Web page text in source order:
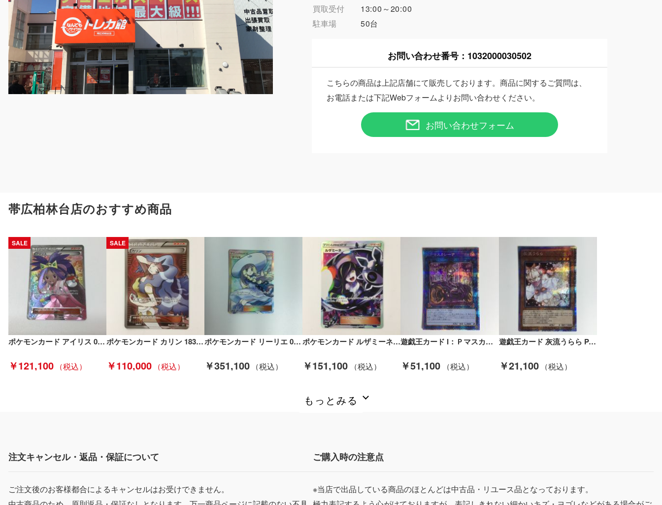
買取受付
13:00～20:00
駐車場
50台
お問い合わせ番号： 1032000030502
こちらの商品は上記店舗にて販売しております。商品に関するご質問は、
お電話または下記Webフォームよりお問い合わせください。
お問い合わせフォーム
帯広柏林台店のおすすめ商品
SALE
ポケモンカード アイリス 082/076 BW9 SR ポケカ Bランク
￥121,100
SALE
ポケモンカード カリン 183/171/XY/B ポケカ Bランク
￥110,000
ポケモンカード リーリエ 066/060/SM1M/B ポケカ Cランク
￥351,100
ポケモンカード ルザミーネ 120/114/SM+4/B ポケカ Bランク
￥151,100
遊戯王カード Ⅰ：Ｐマスカレーナ PAC1/JP034SPSE Bランク
￥51,100
遊戯王カード 灰流うらら PAC1/JP016PSE Bランク
￥21,100
もっとみる
注文キャンセル・返品・保証について
ご注文後のお客様都合によるキャンセルはお受けできません。
ご購入時の注意点
※当店で出品している商品のほとんどは中古品・リユース品となっております。